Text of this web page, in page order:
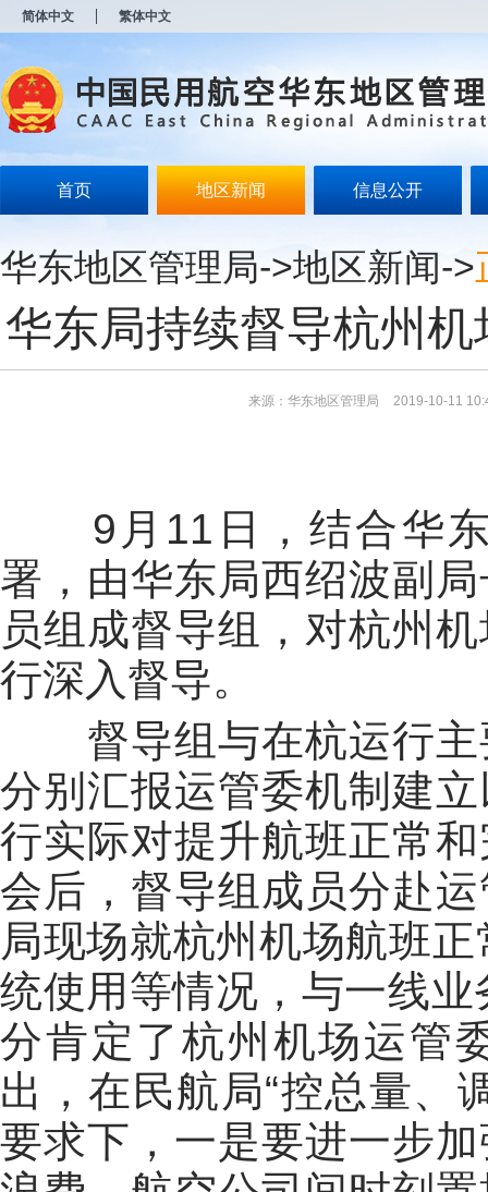
简体中文 繁体中文
首页 地区新闻 信息公开
华东地区管理局->地区新闻->
华东局持续督导杭州
来源：华东地区管理局 2019-10-11
9 月 11 日
，结合华
署，由华东局西绍波副
员组成督导组，对杭州
行深入督导。
督导组与在杭运行
分别汇报运管委机制建
行实际对提升航班正常
会后，督导组成员分赴
局现场就杭州机场航班
统使用等情况，与一线
分肯定了杭州机场运管
出，在民航局“控总量、
要求下，一是要进一步
开
无
障
说
Alt
加
浪
键